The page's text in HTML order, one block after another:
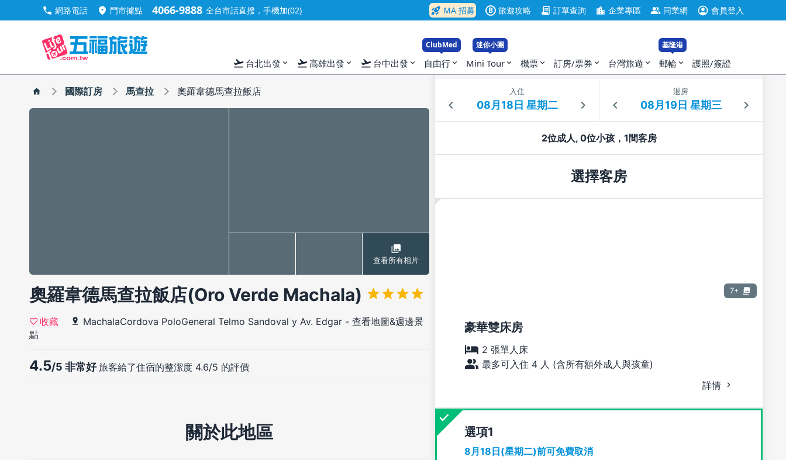
call 網路電話 location_on 門市據點 4066-9888 全台市話直撥，手機加(02) rocket_launch MA 招募 B 旅遊攻略 contract 訂單查詢 location_city 企業專區 group 同業網 account_circle 會員登入
flight_takeoff 台北出發 expand_more flight_takeoff高雄出發 expand_more flight_takeoff 台中出發 expand_more
ClubMed
自由行 expand_more
迷你小團
Mini Tour expand_more 機票 expand_more 訂房/票券 expand_more 台灣旅遊 expand_more
基隆港
郵輪 expand_more 護照/簽證
國際訂房 馬查拉 奧羅韋德馬查拉飯店
查看所有相片
奧羅韋德馬查拉飯店(Oro Verde Machala)
收藏 MachalaCordova PoloGeneral Telmo Sandoval y Av. Edgar - 查看地圖&週邊景
點
4.5/5 非常好旅客給了住宿的整潔度 4.6/5 的評價
入住 退房
2位成人, 0位小孩，1間客房
選擇客房
7+
豪華雙床房
2 張單人床
最多可入住 4 人 (含所有額外成人與孩童)
詳情
選項
8月18日(星期二)前可免費取消
關於此地區